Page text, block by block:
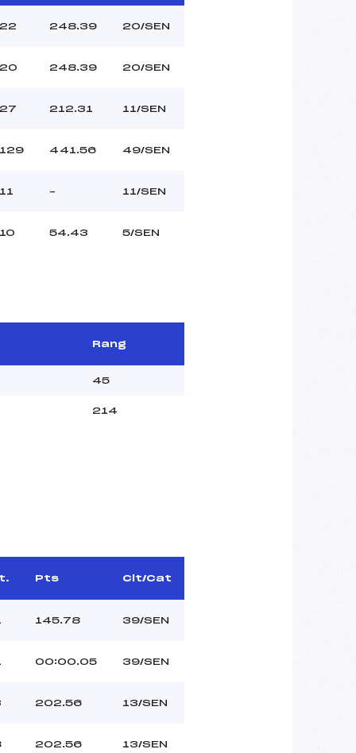
22 248.39 20/SEN
20 248.39 20/SEN
27 212.31 11/SEN
129 441.56 49/SEN
11 – 11/SEN
10 54.43 5/SEN
Rang
45
214
Pts Clt/Cat
145.78 39/SEN
00:00.05 39/SEN
202.56 13/SEN
202.56 13/SEN